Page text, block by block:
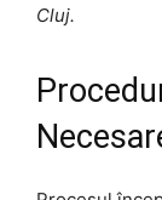
Cluj.